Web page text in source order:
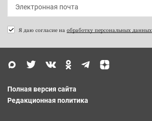
Я даю согласие на обработку персональных данных
Полная версия сайта
Редакционная политика